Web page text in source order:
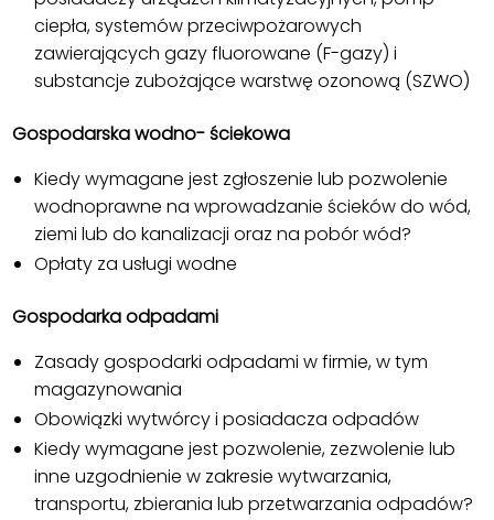
ciepła, systemów przeciwpożarowych
zawierających gazy fluorowane (F-gazy) i
substancje zubożające warstwę ozonową (SZWO)
Gospodarska wodno- ściekowa
Kiedy wymagane jest zgłoszenie lub pozwolenie
wodnoprawne na wprowadzanie ścieków do wód,
ziemi lub do kanalizacji oraz na pobór wód?
Opłaty za usługi wodne
Gospodarka odpadami
Zasady gospodarki odpadami w firmie, w tym
magazynowania
Obowiązki wytwórcy i posiadacza odpadów
Kiedy wymagane jest pozwolenie, zezwolenie lub
inne uzgodnienie w zakresie wytwarzania,
transportu, zbierania lub przetwarzania odpadów?